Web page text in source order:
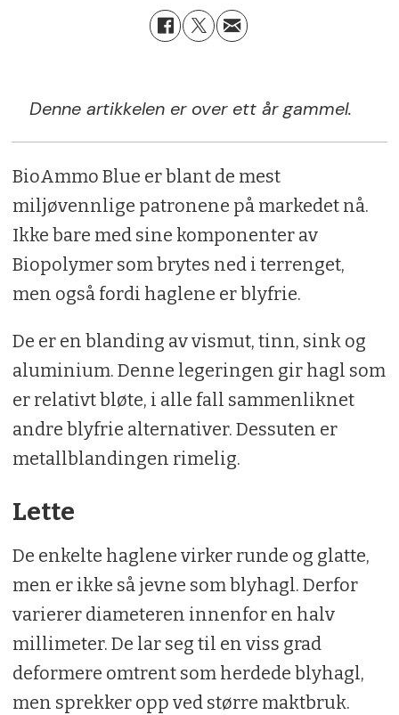
Denne artikkelen er over ett år gammel.
BioAmmo Blue er blant de mest
miljøvennlige patronene på markedet nå.
Ikke bare med sine komponenter av
Biopolymer som brytes ned i terrenget,
men også fordi haglene er blyfrie.
De er en blanding av vismut, tinn, sink og
aluminium. Denne legeringen gir hagl som
er relativt bløte, i alle fall sammenliknet
andre blyfrie alternativer. Dessuten er
metallblandingen rimelig.
Lette
De enkelte haglene virker runde og glatte,
men er ikke så jevne som blyhagl. Derfor
varierer diameteren innenfor en halv
millimeter. De lar seg til en viss grad
deformere omtrent som herdede blyhagl,
men sprekker opp ved større maktbruk.